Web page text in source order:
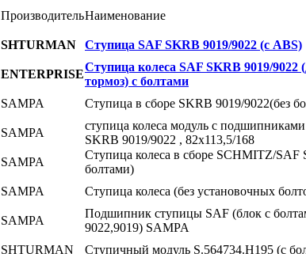
ПроизводительНаименование
SHTURMAN Ступица SAF SKRB 9019/9022 (с ABS)
ENTERPRISE
Ступица колеса SAF SKRB 9019/9022
тормоз) с болтами
SAMPA Ступица в сборе SKRB 9019/9022(без
SAMPA
ступица колеса модуль с
SKRB 9019/9022 , 82x113,5/168
SAMPA
Ступица колеса в сборе SCHMITZ/SAF
болтами)
SAMPA Ступица колеса (без установочных
SAMPA
Подшипник ступицы SAF (блок с
9022,9019) SAMPA
SHTURMAN Ступичный модуль S.564734.H195 (с